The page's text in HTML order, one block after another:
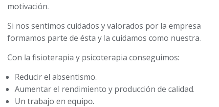
motivación.
Si nos sentimos cuidados y valorados por la empresa
formamos parte de ésta y la cuidamos como nuestra.
Con la fisioterapia y psicoterapia conseguimos:
Reducir el absentismo.
Aumentar el rendimiento y producción de calidad.
Un trabajo en equipo.